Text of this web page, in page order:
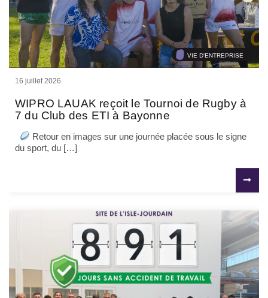
VIE D'ENTREPRISE
16 juillet 2026
WIPRO LAUAK reçoit le Tournoi de Rugby à
7 du Club des ETI à Bayonne
Retour en images sur une journée placée sous le signe
du sport, du […]